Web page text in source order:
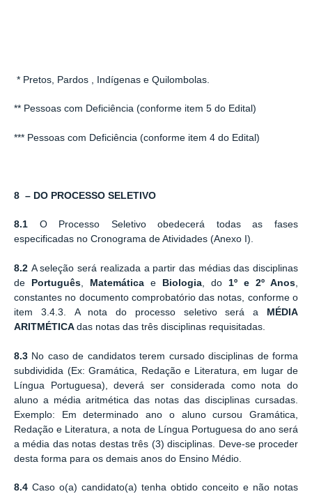
* Pretos, Pardos , Indígenas e Quilombolas.
** Pessoas com Deficiência (conforme item 5 do Edital)
*** Pessoas com Deficiência (conforme item 4 do Edital)
8 – DO PROCESSO SELETIVO
8.1 O Processo Seletivo obedecerá todas as fases
especificadas no Cronograma de Atividades (Anexo I).
8.2 A seleção será realizada a partir das médias das disciplinas
de
Português, Matemática e Biologia, do 1º e 2º Anos,
constantes no documento comprobatório das notas, conforme o
item 3.4.3.
A nota do processo seletivo será a
MÉDIA
ARITMÉTICA das notas das três disciplinas requisitadas.
8.3 No caso de candidatos terem cursado disciplinas de forma
subdividida (Ex: Gramática, Redação e Literatura, em lugar de
Língua Portuguesa), deverá ser considerada como nota do
aluno a média aritmética das notas das disciplinas cursadas.
Exemplo: Em determinado ano o aluno cursou Gramática,
Redação e Literatura, a nota de Língua Portuguesa do ano será
a média das notas destas três (3) disciplinas. Deve-se proceder
desta forma para os demais anos do Ensino Médio.
8.4 Caso o(a) candidato(a) tenha obtido conceito e não notas